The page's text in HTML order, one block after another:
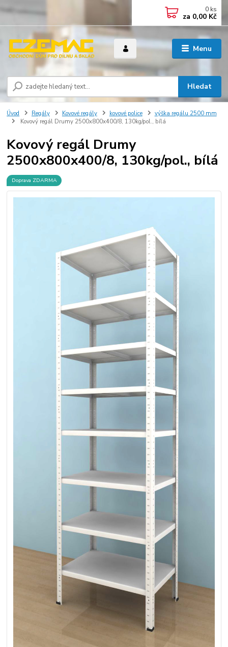
Menu
Hledat
0 ks
za 0,00 Kč
Úvod Regály Kovové regály kovové police
výška regálu 2500 mm
Kovový regál Drumy 2500x800x400/8, 130kg/pol., bílá
Kovový regál Drumy
2500x800x400/8, 130kg/pol., bílá
Doprava ZDARMA